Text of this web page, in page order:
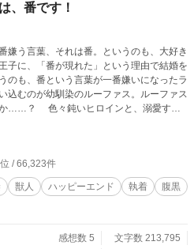
、番です！
嫌う言葉、それは番。というのも、大好き
子に、「番が現れた」という理由で結婚を
のも、番という言葉が一番嫌いになったラ
込むのが幼馴染のルーファス。ルーファス
か……？ 色々鈍いヒロインと、溺愛する
位 / 66,323件
獣人 ハッピーエンド 執着
腹黒
感想数 5
文字数 213,795